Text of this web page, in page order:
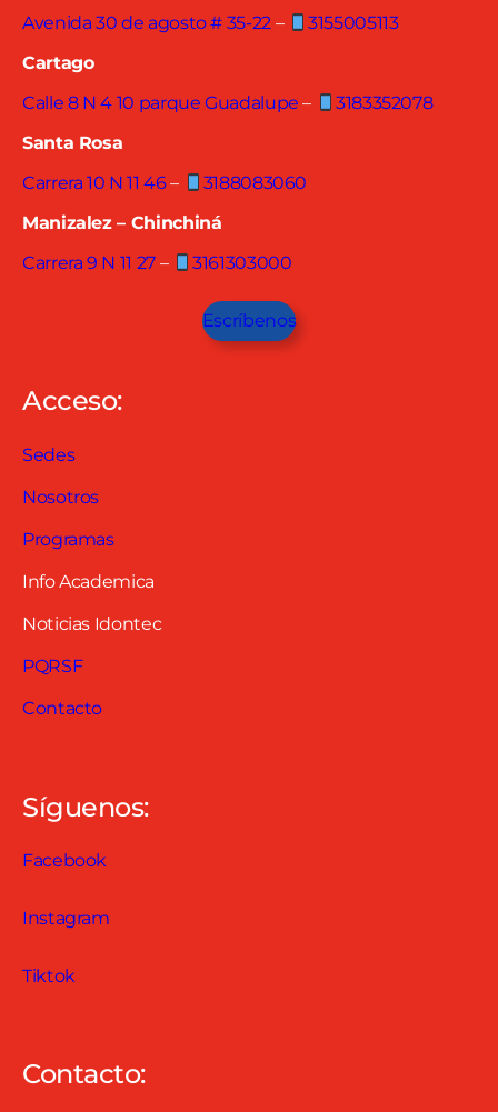
Avenida 30 de agosto # 35-22–
3155005113
Cartago
Calle 8 N 4 10 parque Guadalupe –
3183352078
Santa Rosa
Carrera 10 N 11 46–
3188083060
Manizalez – Chinchiná
Carrera 9 N 11 27– 3161303000
Escríbenos
Acceso:
Sedes
Nosotros
Programas
Info Academica
Noticias Idontec
PQRSF
Contacto
Síguenos:
Facebook
Instagram
Tiktok
Contacto: